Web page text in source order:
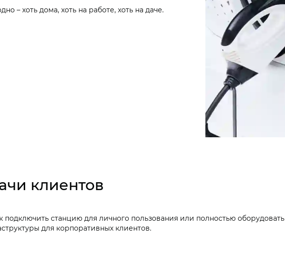
– хоть дома, хоть на работе, хоть на даче.
клиентов
подключить станцию для личного пользования или полностью оборудовать
для корпоративных клиентов.